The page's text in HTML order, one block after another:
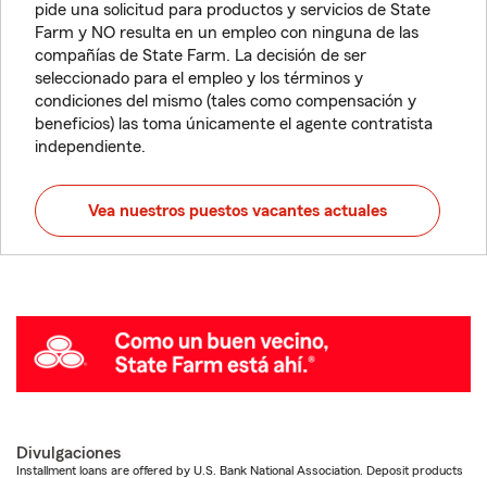
pide una solicitud para productos y servicios de State
Farm y NO resulta en un empleo con ninguna de las
compañías de State Farm. La decisión de ser
seleccionado para el empleo y los términos y
condiciones del mismo (tales como compensación y
beneficios) las toma únicamente el agente contratista
independiente.
Vea nuestros puestos vacantes actuales
Divulgaciones
Installment loans are offered by U.S. Bank National Association. Deposit products